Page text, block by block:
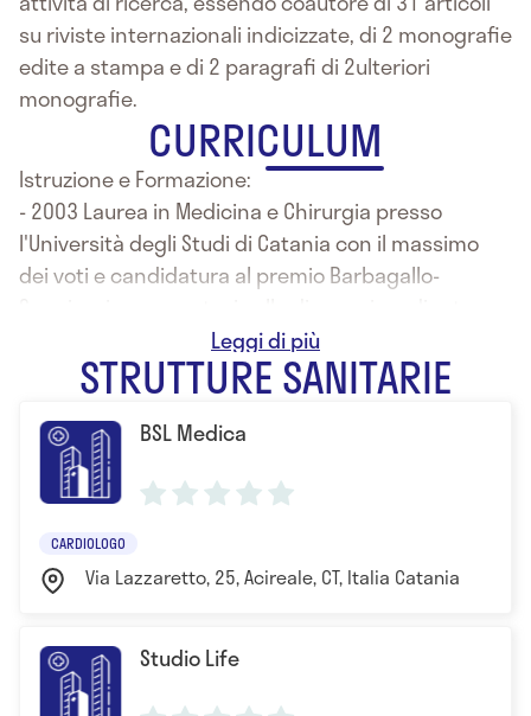
su riviste internazionali indicizzate, di 2 monografie
edite a stampa e di 2 paragrafi di 2ulteriori
monografie.
CURRICULUM
Istruzione e Formazione:
- 2003 Laurea in Medicina e Chirurgia presso
l'Università degli Studi di Catania con il massimo
dei voti e candidatura al premio Barbagallo-
cateterismo cardiaco dell’ipertensione polmonare
- 2007 Specializzazione in Cardiologia presso
l'Università degli Studi di Catania
- 2012 Dottorato di Ricerca su “Ipertensione
d’organo e danno correlato” presso l’Università di
Catania
STRUTTURE SANITARIE
BSL Medica
CARDIOLOGO
Via Lazzaretto, 25, Acireale, CT, Italia Catania
Studio Life